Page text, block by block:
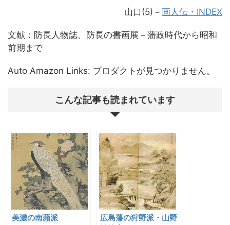
山口(5) － 画人伝・INDEX
文献：防長人物誌、防長の書画展－藩政時代から昭和
前期まで
Auto Amazon Links: プロダクトが見つかりません。
こんな記事も読まれています
美濃の南蘋派
広島藩の狩野派・山野